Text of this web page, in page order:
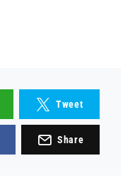
Tweet
Share